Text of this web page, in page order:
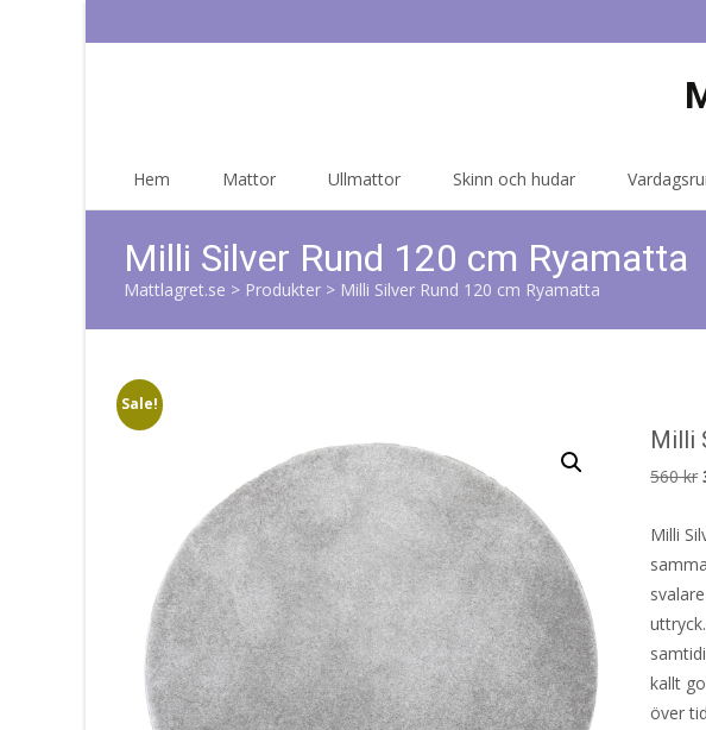
Hem Mattor Ullmattor Skinn och hudar
Milli Silver Rund 120 cm Ryamatta
Mattlagret.se > Produkter > Milli Silver Rund 120 cm Ryamatta
Sale!
Milli
560kr
Milli
kallt
över